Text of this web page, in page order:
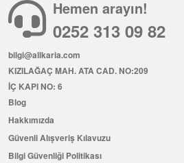
Hemen arayın!
0252 313 09 82
bilgi@allkaria.com
KIZILAĞAÇ MAH. ATA CAD. NO:209
İÇ KAPI NO: 6
Blog
Hakkımızda
Güvenli Alışveriş Kılavuzu
Bilgi Güvenliği Politikası